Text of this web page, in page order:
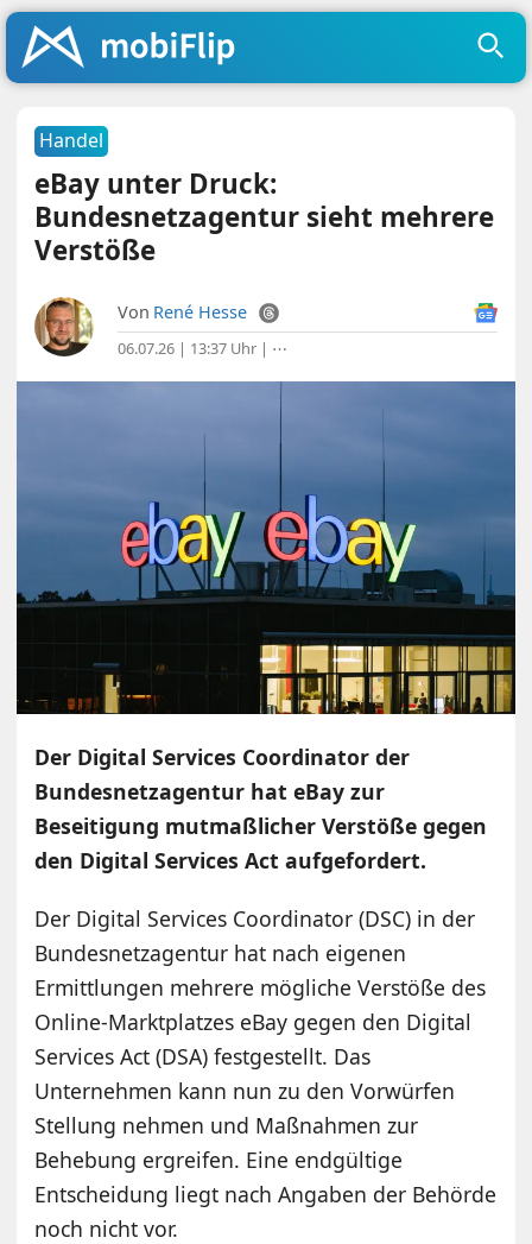
Handel
eBay unter Druck:
Bundesnetzagentur sieht mehrere
Verstöße
Von René Hesse
06.07.26 | 13:37 Uhr | ⋯
Der Digital Services Coordinator der
Bundesnetzagentur hat eBay zur
Beseitigung mutmaßlicher Verstöße gegen
den Digital Services Act aufgefordert.
Der Digital Services Coordinator (DSC) in der
Bundesnetzagentur hat nach eigenen
Ermittlungen mehrere mögliche Verstöße des
Online-Marktplatzes eBay gegen den Digital
Services Act (DSA) festgestellt. Das
Unternehmen kann nun zu den Vorwürfen
Stellung nehmen und Maßnahmen zur
Behebung ergreifen. Eine endgültige
Entscheidung liegt nach Angaben der Behörde
noch nicht vor.